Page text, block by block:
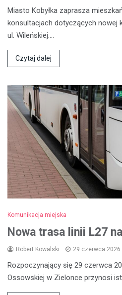
Miasto Kobyłka zaprasza
konsultacjach dotyczących nowej
ul. Wileńskiej.…
Czytaj dalej
Komunikacja miejska
Nowa trasa linii L27
Robert Kowalski 29 czerwca 2026
Rozpoczynający się 29 czerwca
Ossowskiej w Zielonce przynosi